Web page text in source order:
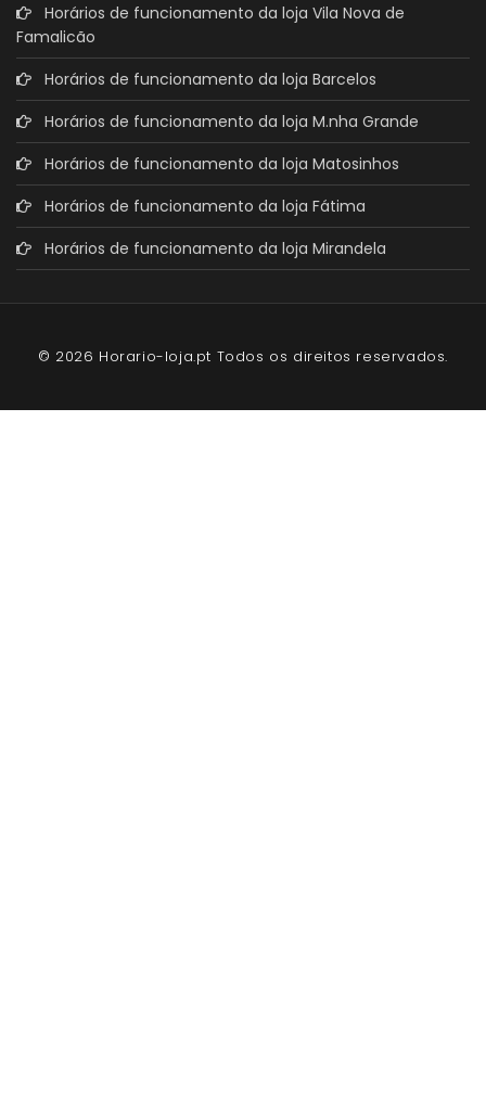
Horários de funcionamento da loja Vila Nova de
Famalicão
Horários de funcionamento da loja Barcelos
Horários de funcionamento da loja M.nha Grande
Horários de funcionamento da loja Matosinhos
Horários de funcionamento da loja Fátima
Horários de funcionamento da loja Mirandela
© 2026 Horario-loja.pt Todos os direitos reservados.